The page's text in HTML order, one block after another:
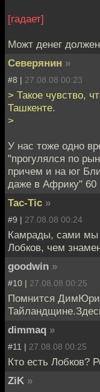
[гадает]
Можт денег
Северянин »
#8 | 27.08.08 00:23
> Такое чувство,
Ташкенте.
>
У нас тоже одно
"прогулялся по
причем и на юг
даже в Африку" 60
Tac-Tic »
#9 | 27.08.08 00:24
Камрады, сами мы
Лобков, чем
goodwin »
#10 | 27.08.08 00:25
Помнится
dimmaq »
#11 | 27.08.08 00:25
Кто есть Лобков?
ZiK »